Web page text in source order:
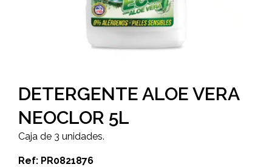
DETERGENTE ALOE VERA
NEOCLOR 5L
Caja de 3 unidades.
Ref: PR0821876